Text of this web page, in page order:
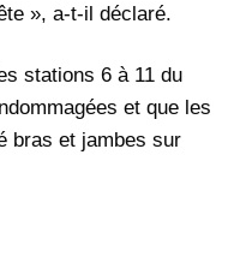
», a-t-il déclaré.
stations 6 à 11 du
et que les
bras et jambes sur